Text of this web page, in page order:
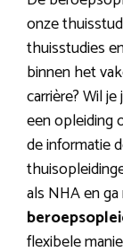
onze
thuisstudies
binnen het
carrière? Wil
een opleiding
de informatie
als NHA en
flexibele